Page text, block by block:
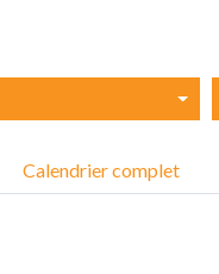
Calendrier complet